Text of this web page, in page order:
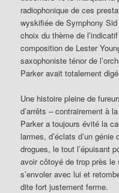
radiophonique de ces
wyskifiée de Symphony
choix du thème de
composition de Lester
saxophoniste ténor de
Parker avait totalement
Une histoire pleine de
d’arrêts – contrairement à
Parker a toujours évité la
larmes, d’éclats d’un
drogues, le tout l’épuisant
avoir côtoyé de trop près
s’envoler avec lui et
dite fort justement ferme.